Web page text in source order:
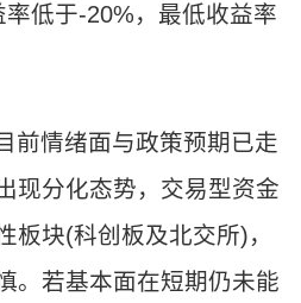
低于-20%，最低收益率
前情绪面与政策预期已走
现分化态势，交易型资金
板块(科创板及北交所)，
。若基本面在短期仍未能